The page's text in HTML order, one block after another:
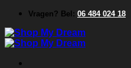
Vragen? Bel: 06 484 024 18